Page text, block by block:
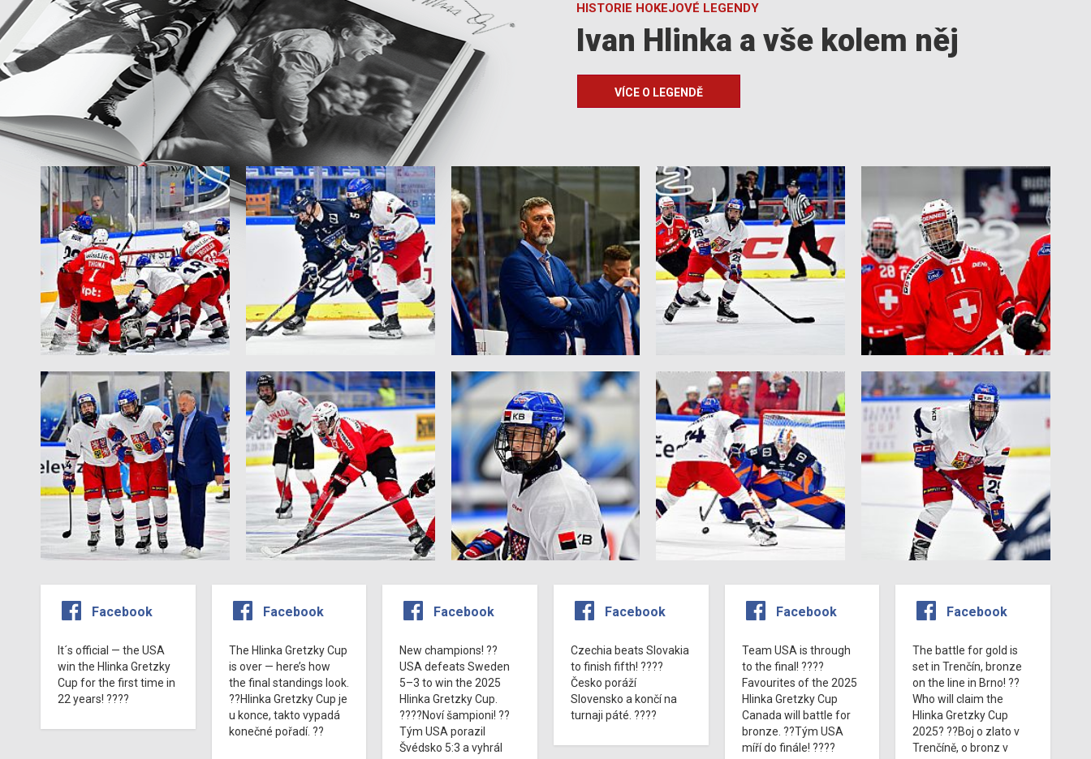
HISTORIE HOKEJOVÉ LEGENDY
Ivan Hlinka a vše kolem něj
VÍCE O LEGENDĚ
Facebook
It´s official — the USA
win the Hlinka Gretzky
Cup for the first time in
22 years! ????
Facebook
The Hlinka Gretzky Cup
is over — here’s how
the final standings look.
??Hlinka Gretzky Cup je
u konce, takto vypadá
konečné pořadí. ??
Facebook
New champions! ??
USA defeats Sweden
5–3 to win the 2025
Hlinka Gretzky Cup.
????Noví šampioni! ??
Tým USA porazil
Švédsko 5:3 a vyhrál
Facebook
Czechia beats Slovakia
to finish fifth! ????
Česko poráží
Slovensko a končí na
turnaji páté. ????
Facebook
Team USA is through
to the final! ????
Favourites of the 2025
Hlinka Gretzky Cup
Canada will battle for
bronze. ??Tým USA
míří do finále! ????
Facebook
The battle for gold is
set in Trenčín, bronze
on the line in Brno! ??
Who will claim the
Hlinka Gretzky Cup
2025? ??Boj o zlato v
Trenčíně, o bronz v